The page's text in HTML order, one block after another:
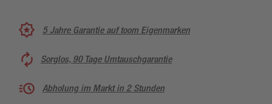
5 Jahre Garantie auf toom Eigenmarken
Sorglos, 90 Tage Umtauschgarantie
Abholung im Markt in 2 Stunden